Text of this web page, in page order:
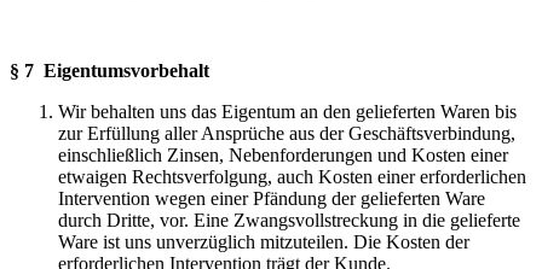
§ 7 Eigentumsvorbehalt
Wir behalten uns das Eigentum an den gelieferten Waren bis
zur Erfüllung aller Ansprüche aus der Geschäftsverbindung,
einschließlich Zinsen, Nebenforderungen und Kosten einer
etwaigen Rechtsverfolgung, auch Kosten einer erforderlichen
Intervention wegen einer Pfändung der gelieferten Ware
durch Dritte, vor. Eine Zwangsvollstreckung in die gelieferte
Ware ist uns unverzüglich mitzuteilen. Die Kosten der
erforderlichen Intervention trägt der Kunde.